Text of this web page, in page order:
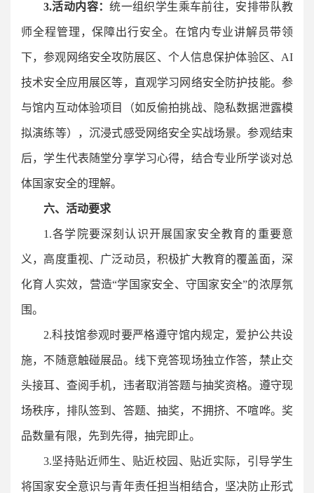
3.活动内容：统一组织学生乘车前往，安排带队教
师全程管理，保障出行安全。在馆内专业讲解员带领
下，参观网络安全攻防展区、个人信息保护体验区、AI
技术安全应用展区等，直观学习网络安全防护技能。参
与馆内互动体验项目（如反偷拍挑战、隐私数据泄露模
拟演练等），沉浸式感受网络安全实战场景。参观结束
后，学生代表随堂分享学习心得，结合专业所学谈对总
体国家安全的理解。
六、活动要求
1.各学院要深刻认识开展国家安全教育的重要意
义，高度重视、广泛动员，积极扩大教育的覆盖面，深
化育人实效，营造“学国家安全、守国家安全”的浓厚氛
围。
2.科技馆参观时要严格遵守馆内规定，爱护公共设
施，不随意触碰展品。线下竞答现场独立作答，禁止交
头接耳、查阅手机，违者取消答题与抽奖资格。遵守现
场秩序，排队签到、答题、抽奖，不拥挤、不喧哗。奖
品数量有限，先到先得，抽完即止。
3.坚持贴近师生、贴近校园、贴近实际，引导学生
将国家安全意识与青年责任担当相结合，坚决防止形式